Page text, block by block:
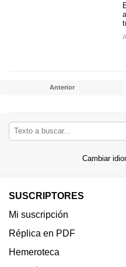
Anterior
Cambiar
SUSCRIPTORES
Mi suscripción
Réplica en PDF
Hemeroteca